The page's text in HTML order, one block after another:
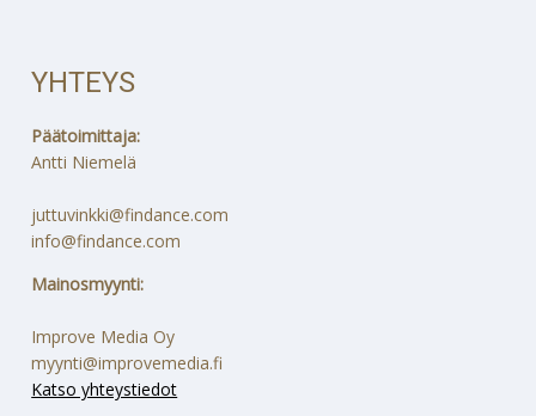
YHTEYS
Päätoimittaja:
Antti Niemelä
juttuvinkki@findance.com
info@findance.com
Mainosmyynti:
Improve Media Oy
myynti@improvemedia.fi
Katso yhteystiedot